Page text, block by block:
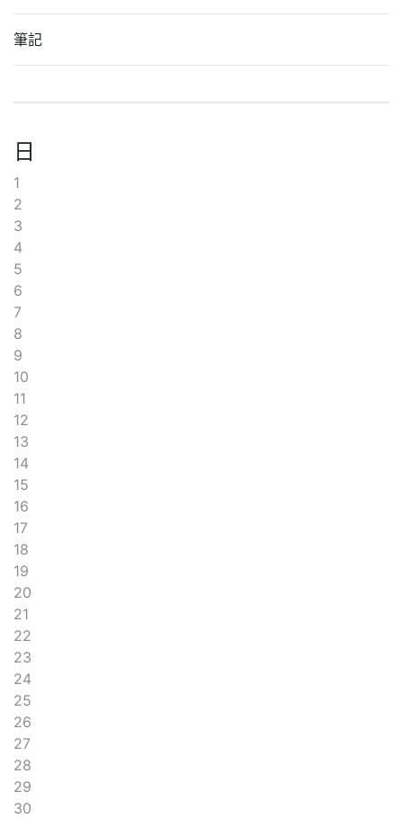
筆記
日
1
2
3
4
5
6
7
8
9
10
11
12
13
14
15
16
17
18
19
20
21
22
23
24
25
26
27
28
29
30